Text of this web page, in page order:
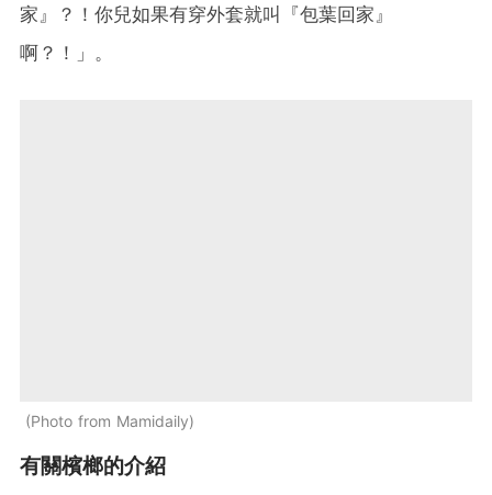
家』？！你兒如果有穿外套就叫『包葉回家』
啊？！」。
Photo from Mamidaily
有關檳榔的介紹